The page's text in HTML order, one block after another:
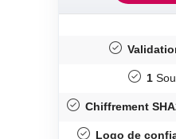
1
Chiffrement
Logo de